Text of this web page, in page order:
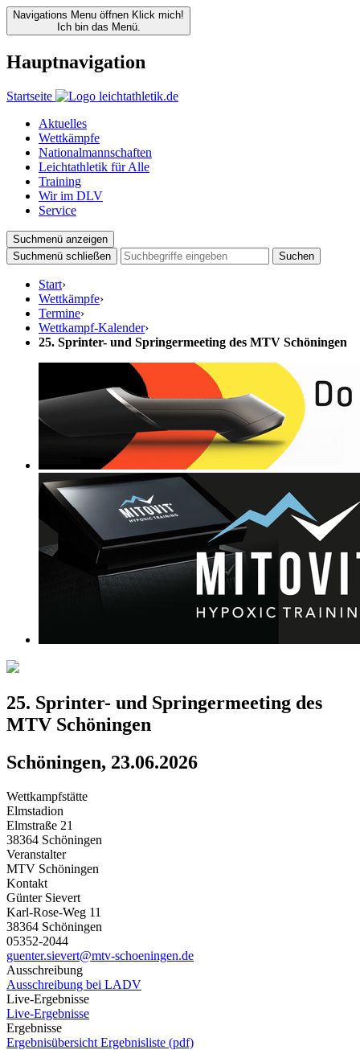
Navigations Menu öffnen Klick mich!
Ich bin das Menü.
Hauptnavigation
Startseite
Aktuelles
Wettkämpfe
Nationalmannschaften
Leichtathletik für Alle
Training
Wir im DLV
Service
Suchmenü anzeigen
Suchmenü schließen
Suchen
Start›
Wettkämpfe›
Termine›
Wettkampf-Kalender›
25. Sprinter- und Springermeeting des MTV Schöningen
25. Sprinter- und Springermeeting des
MTV Schöningen
Schöningen, 23.06.2026
Wettkampfstätte
Elmstadion
Elmstraße 21
38364 Schöningen
Veranstalter
MTV Schöningen
Kontakt
Günter Sievert
Karl-Rose-Weg 11
38364 Schöningen
05352-2044
guenter.sievert@mtv-schoeningen.de
Ausschreibung
Ausschreibung bei LADV
Live-Ergebnisse
Live-Ergebnisse
Ergebnisse
Ergebnisübersicht Ergebnisliste (pdf)